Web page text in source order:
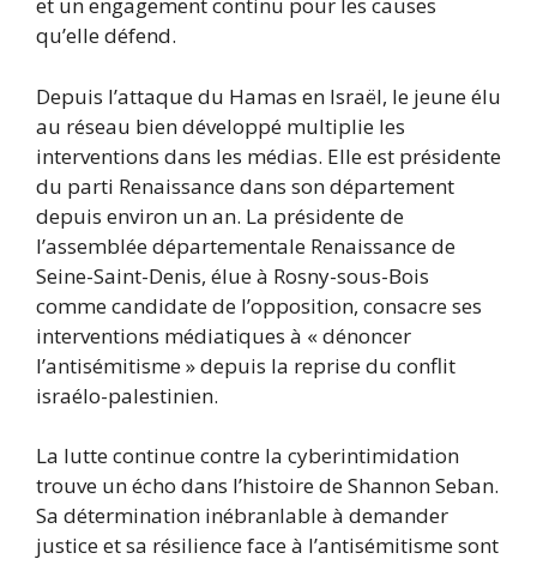
et un engagement continu pour les causes
qu’elle défend.
Depuis l’attaque du Hamas en Israël, le jeune élu
au réseau bien développé multiplie les
interventions dans les médias. Elle est présidente
du parti Renaissance dans son département
depuis environ un an. La présidente de
l’assemblée départementale Renaissance de
Seine-Saint-Denis, élue à Rosny-sous-Bois
comme candidate de l’opposition, consacre ses
interventions médiatiques à « dénoncer
l’antisémitisme » depuis la reprise du conflit
israélo-palestinien.
La lutte continue contre la cyberintimidation
trouve un écho dans l’histoire de Shannon Seban.
Sa détermination inébranlable à demander
justice et sa résilience face à l’antisémitisme sont